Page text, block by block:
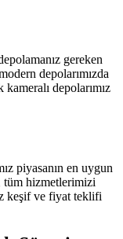
gereken
depolarımızda
depolarımız
piyasanın en uygun
tüm hizmetlerimizi
keşif ve fiyat teklifi